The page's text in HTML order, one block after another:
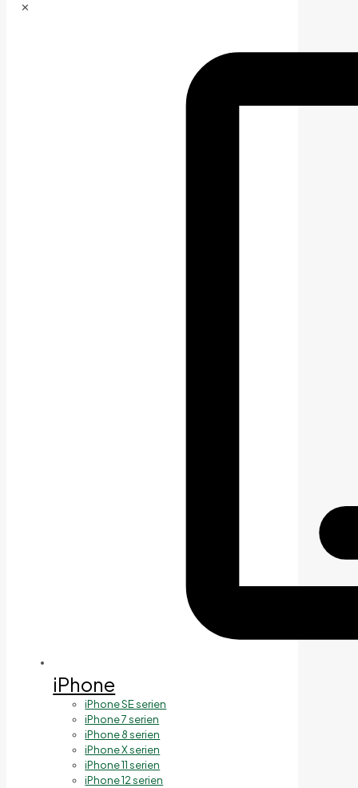
✕
iPhone
iPhone SE serien
iPhone 7 serien
iPhone 8 serien
iPhone X serien
iPhone 11 serien
iPhone 12 serien